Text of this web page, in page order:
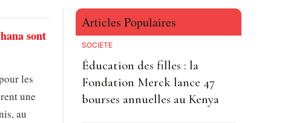
sont
les
une
au
Articles Populaires
SOCIETE
Éducation des filles : la
Fondation Merck lance 47
bourses annuelles au Kenya